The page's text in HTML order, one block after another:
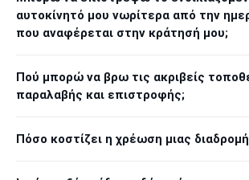
αυτοκίνητό μου νωρίτερα από την
που αναφέρεται στην κράτησή μου;
Πού μπορώ να βρω τις ακριβείς
παραλαβής και επιστροφής;
Πόσο κοστίζει η χρέωση μιας